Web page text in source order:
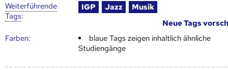
Weiter­führende
Tags:
IGP Jazz
Musik
Neue Tags
Farben:
blaue Tags zeigen inhaltlich ähnliche
Studiengänge